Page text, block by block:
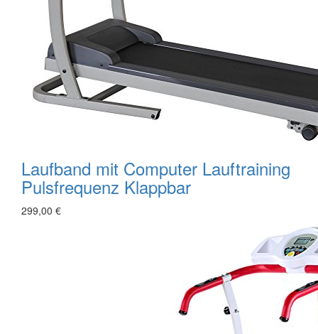
Laufband mit Computer Lauftraining
Pulsfrequenz Klappbar
299,00 €